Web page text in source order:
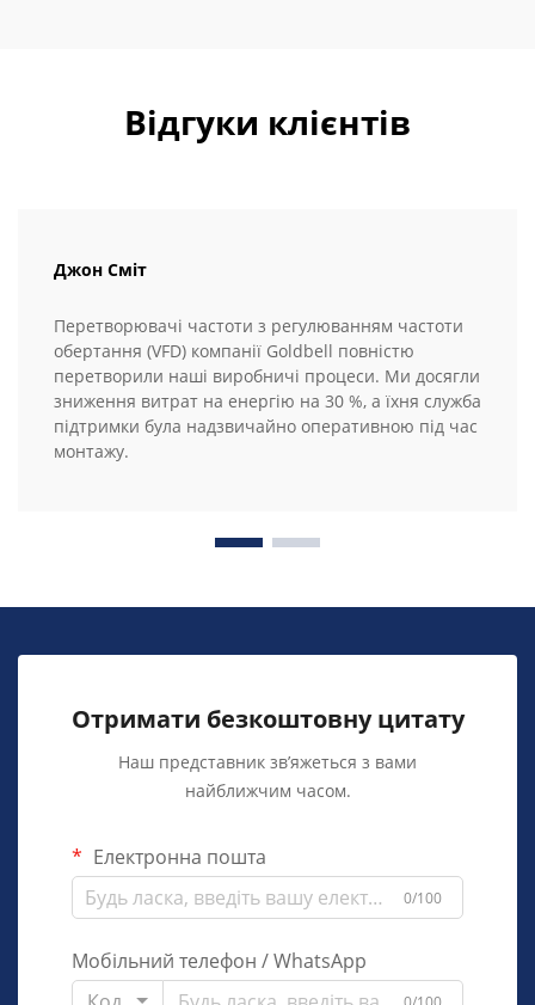
Відгуки клієнтів
Джон Сміт
Перетворювачі частоти з регулюванням частоти
обертання (VFD) компанії Goldbell повністю
перетворили наші виробничі процеси. Ми досягли
зниження витрат на енергію на 30 %, а їхня служба
підтримки була надзвичайно оперативною під час
монтажу.
Отримати безкоштовну цитату
Наш представник зв’яжеться з вами
найближчим часом.
Електронна пошта
0/100
Мобільний телефон / WhatsApp